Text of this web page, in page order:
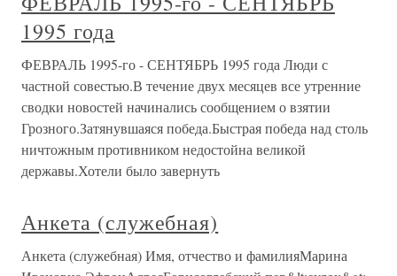
1995 года
ФЕВРАЛЬ 1995-го - СЕНТЯБРЬ 1995 года Люди с
частной совестью.В течение двух месяцев все утренние
сводки новостей начинались сообщением о взятии
Грозного.Затянувшаяся победа.Быстрая победа над столь
ничтожным противником недостойна великой
державы.Хотели было завернуть
Анкета (служебная)
Анкета (служебная) Имя, отчество и фамилияМарина